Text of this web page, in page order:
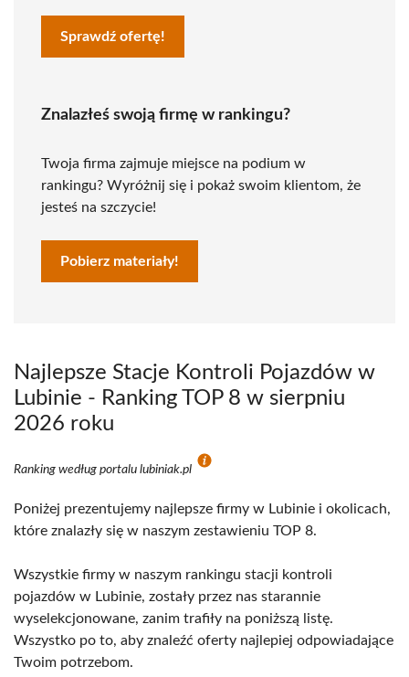
Sprawdź ofertę!
Znalazłeś swoją firmę w rankingu?
Twoja firma zajmuje miejsce na podium w
rankingu? Wyróżnij się i pokaż swoim klientom, że
jesteś na szczycie!
Pobierz materiały!
Najlepsze Stacje Kontroli Pojazdów w
Lubinie - Ranking TOP 8 w sierpniu
2026 roku
Ranking według portalu lubiniak.pl
Poniżej prezentujemy najlepsze firmy w Lubinie i okolicach,
które znalazły się w naszym zestawieniu TOP 8.
Wszystkie firmy w naszym rankingu stacji kontroli
pojazdów w Lubinie, zostały przez nas starannie
wyselekcjonowane, zanim trafiły na poniższą listę.
Wszystko po to, aby znaleźć oferty najlepiej odpowiadające
Twoim potrzebom.